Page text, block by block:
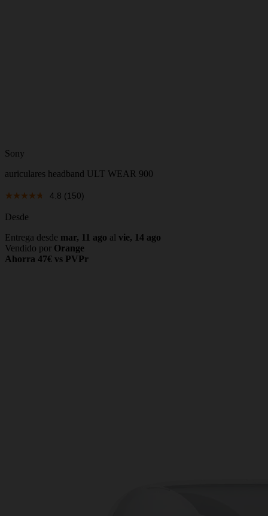
Sony
auriculares headband ULT WEAR 900
4.8 (150)
Desde
Entrega desde mar, 11 ago al vie, 14 ago
Vendido por Orange
Ahorra 47€ vs PVPr